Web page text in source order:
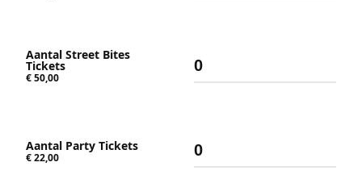
Aantal Street Bites
Tickets
€ 50,00
Aantal Party Tickets
€ 22,00